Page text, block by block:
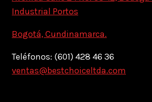
Industrial Portos
Bogotá, Cundinamarca.
Teléfonos: (601) 428 46 36
ventas@bestchoiceltda.com